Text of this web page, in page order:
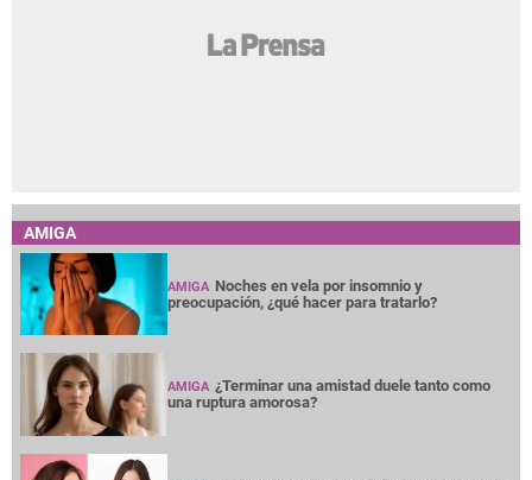
AMIGA
AMIGA Noches en vela por insomnio y
preocupación, ¿qué hacer para tratarlo?
AMIGA ¿Terminar una amistad duele tanto como
una ruptura amorosa?